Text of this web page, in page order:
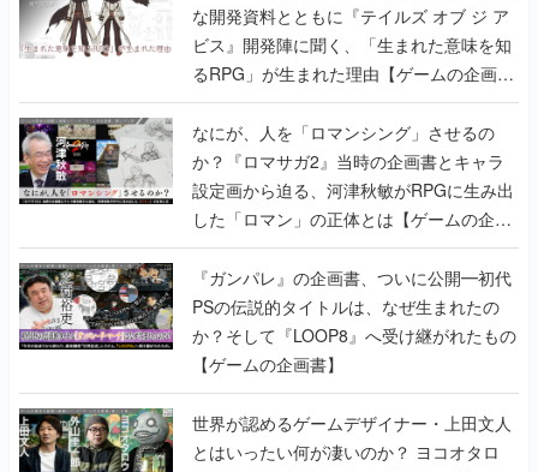
な開発資料とともに『テイルズ オブ ジ ア
ビス』開発陣に聞く、「生まれた意味を知
るRPG」が生まれた理由【ゲームの企画
書】
なにが、人を「ロマンシング」させるの
か？『ロマサガ2』当時の企画書とキャラ
設定画から迫る、河津秋敏がRPGに生み出
した「ロマン」の正体とは【ゲームの企画
書】
『ガンパレ』の企画書、ついに公開━初代
PSの伝説的タイトルは、なぜ生まれたの
か？そして『LOOP8』へ受け継がれたもの
【ゲームの企画書】
世界が認めるゲームデザイナー・上田文人
とはいったい何が凄いのか？ ヨコオタロ